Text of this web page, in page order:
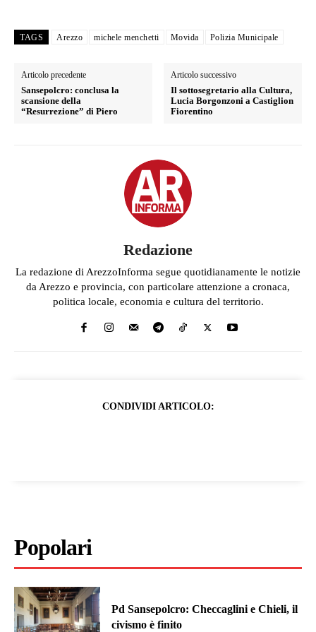
TAGS Arezzo michele menchetti Movida Polizia Municipale
Articolo precedente
Sansepolcro: conclusa la
scansione della
“Resurrezione” di Piero
Articolo successivo
Il sottosegretario alla Cultura,
Lucia Borgonzoni a Castiglion
Fiorentino
Redazione
La redazione di ArezzoInforma segue quotidianamente le notizie
da Arezzo e provincia, con particolare attenzione a cronaca,
politica locale, economia e cultura del territorio.
CONDIVIDI ARTICOLO:
Popolari
Pd Sansepolcro: Checcaglini e Chieli, il
civismo è finito